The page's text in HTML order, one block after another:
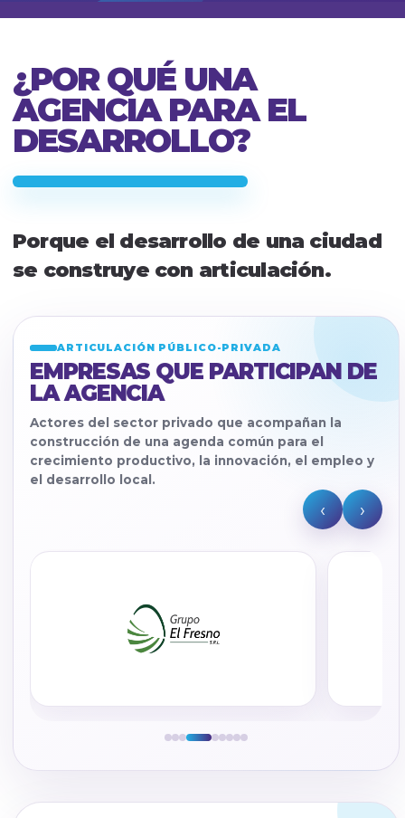
¿POR QUÉ UNA
AGENCIA PARA EL
DESARROLLO?
Porque el desarrollo de una ciudad
se construye con articulación.
ARTICULACIÓN PÚBLICO-PRIVADA
EMPRESAS QUE PARTICIPAN DE
LA AGENCIA
Actores del sector privado que acompañan la
construcción de una agenda común para el
crecimiento productivo, la innovación, el empleo y
el desarrollo local.
‹ ›